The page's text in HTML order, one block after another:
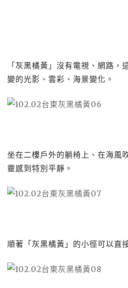
「灰黑橘黃」沒有電視、網路，
變的光影、雲彩、海景變化。
坐在二樓戶外的躺椅上、在海風
靈感到特別平靜。
順著「灰黑橘黃」的小徑可以直